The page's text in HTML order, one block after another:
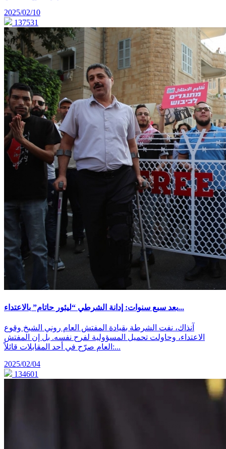
2025/02/10
137531
بعد سبع سنوات: إدانة الشرطي “ليئور حاتام” بالاعتداء...
آنذاك، نفت الشرطة بقيادة المفتش العام روني الشيخ وقوع
الاعتداء، وحاولت تحميل المسؤولية لفرح نفسه. بل إن المفتش
العام صرّح في أحد المقابلات قائلاً:...
2025/02/04
134601